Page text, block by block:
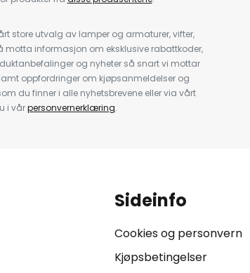
store utvalg av lamper og armaturer, vifter,
motta informasjon om eksklusive rabattkoder,
og nyheter så snart vi mottar
oppfordringer om kjøpsanmeldelser og
du finner i alle nyhetsbrevene eller via vårt
i vårpersonvernerklæring.
Sideinfo
Cookies og personvern
Kjøpsbetingelser